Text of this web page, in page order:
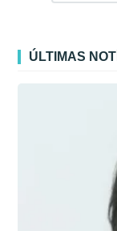
ÚLTIMAS